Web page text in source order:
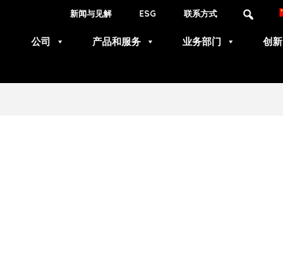
新闻与见解 ESG 联系方式
公司 产品和服务 业务部门 创新